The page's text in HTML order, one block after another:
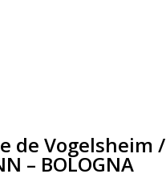
de Vogelsheim /
– BOLOGNA